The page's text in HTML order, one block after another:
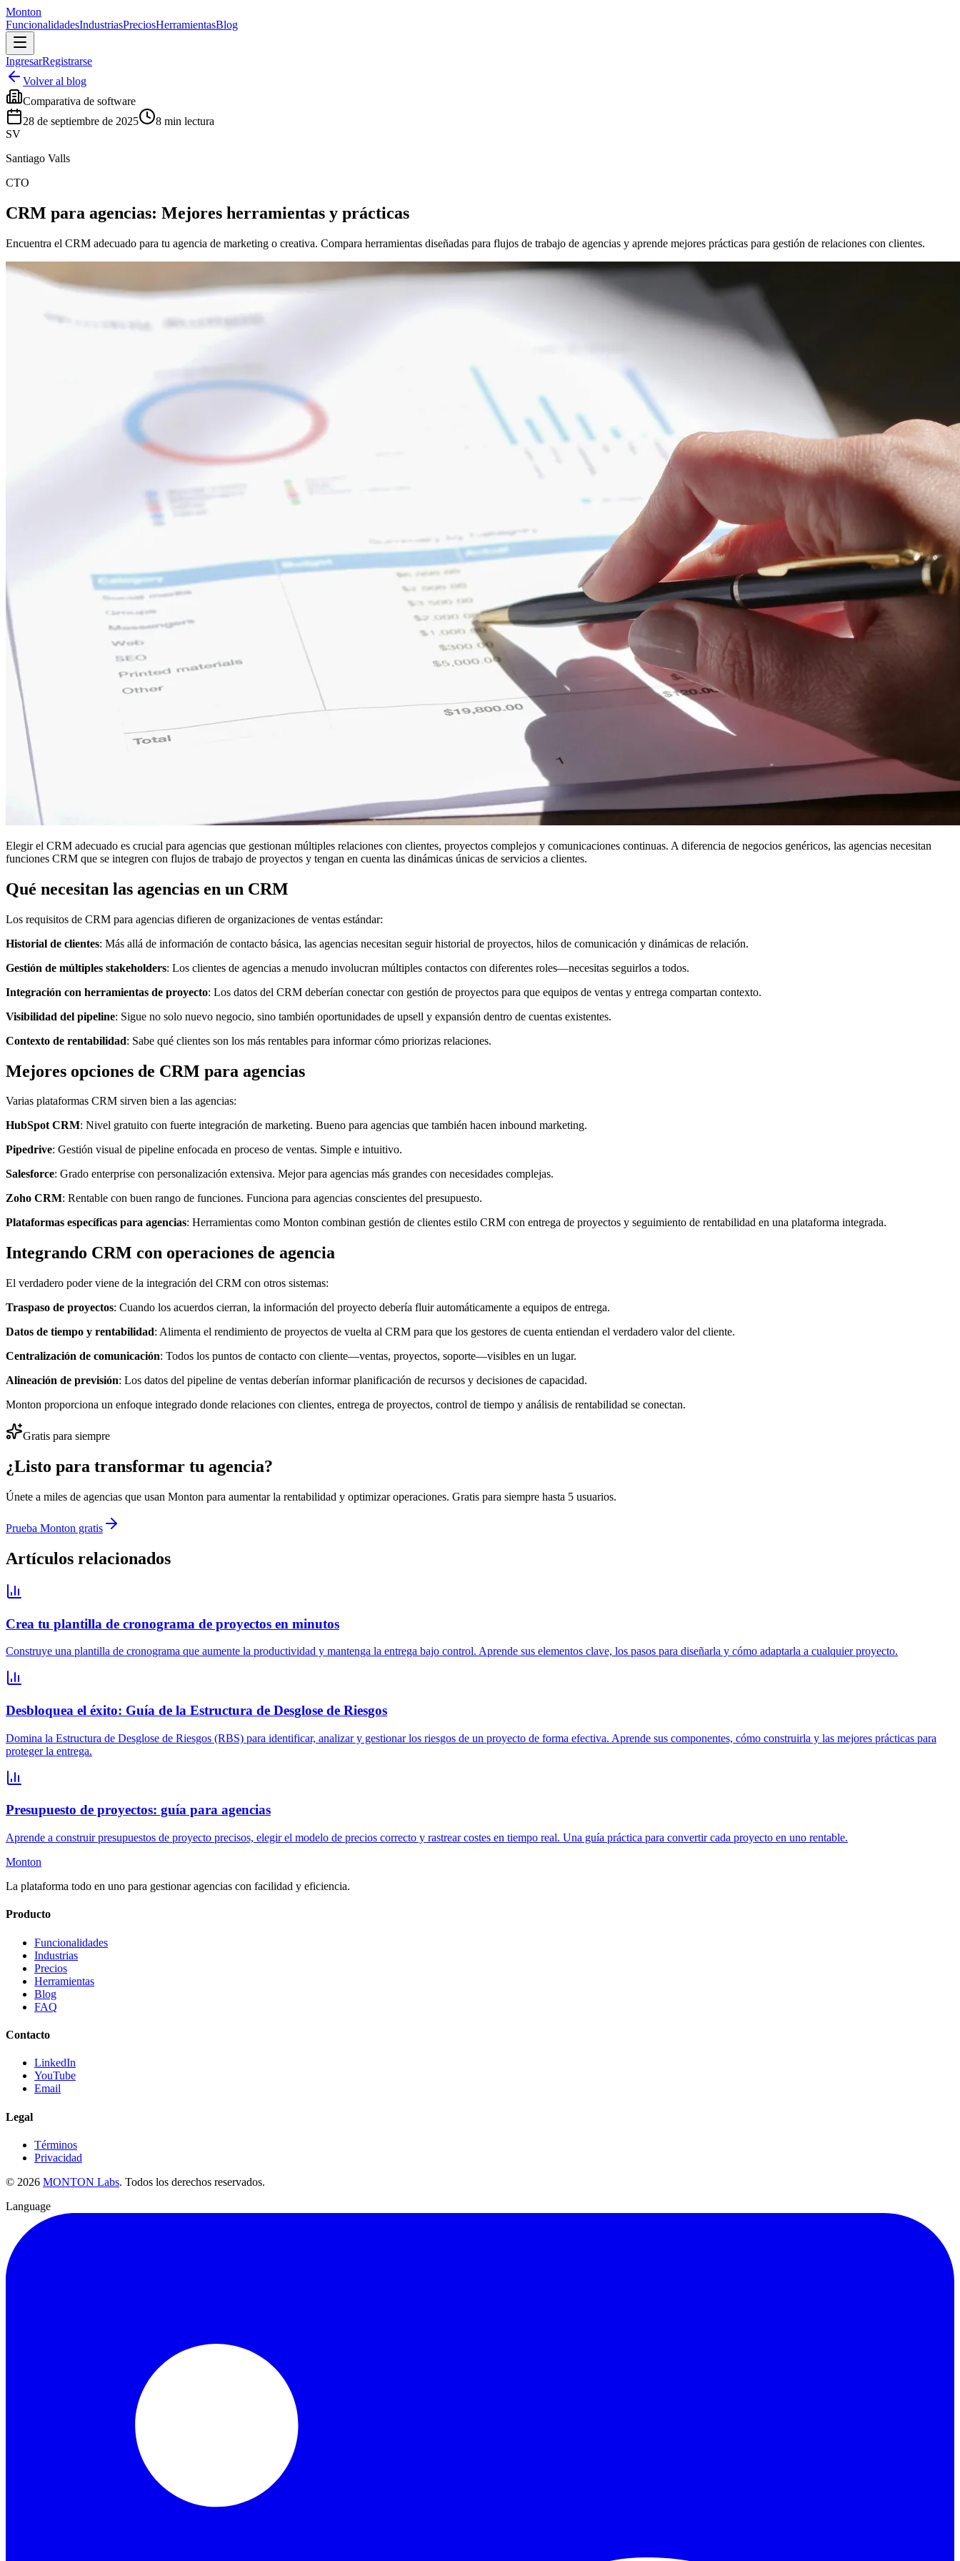
Monton
FuncionalidadesIndustriasPreciosHerramientasBlog
IngresarRegistrarse
Volver al blog
Comparativa de software
28 de septiembre de 2025
8 min lectura
SV
Santiago Valls
CTO
CRM para agencias: Mejores herramientas y prácticas
Encuentra el CRM adecuado para tu agencia de marketing o creativa. Compara herramientas diseñadas para flujos de trabajo de agencias y aprende mejores prácticas para gestión de relaciones con clientes.
Elegir el CRM adecuado es crucial para agencias que gestionan múltiples relaciones con clientes, proyectos complejos y comunicaciones continuas. A diferencia de negocios genéricos, las agencias necesitan
funciones CRM que se integren con flujos de trabajo de proyectos y tengan en cuenta las dinámicas únicas de servicios a clientes.
Qué necesitan las agencias en un CRM
Los requisitos de CRM para agencias difieren de organizaciones de ventas estándar:
Historial de clientes: Más allá de información de contacto básica, las agencias necesitan seguir historial de proyectos, hilos de comunicación y dinámicas de relación.
Gestión de múltiples stakeholders: Los clientes de agencias a menudo involucran múltiples contactos con diferentes roles—necesitas seguirlos a todos.
Integración con herramientas de proyecto: Los datos del CRM deberían conectar con gestión de proyectos para que equipos de ventas y entrega compartan contexto.
Visibilidad del pipeline: Sigue no solo nuevo negocio, sino también oportunidades de upsell y expansión dentro de cuentas existentes.
Contexto de rentabilidad: Sabe qué clientes son los más rentables para informar cómo priorizas relaciones.
Mejores opciones de CRM para agencias
Varias plataformas CRM sirven bien a las agencias:
HubSpot CRM: Nivel gratuito con fuerte integración de marketing. Bueno para agencias que también hacen inbound marketing.
Pipedrive: Gestión visual de pipeline enfocada en proceso de ventas. Simple e intuitivo.
Salesforce: Grado enterprise con personalización extensiva. Mejor para agencias más grandes con necesidades complejas.
Zoho CRM: Rentable con buen rango de funciones. Funciona para agencias conscientes del presupuesto.
Plataformas específicas para agencias: Herramientas como Monton combinan gestión de clientes estilo CRM con entrega de proyectos y seguimiento de rentabilidad en una plataforma integrada.
Integrando CRM con operaciones de agencia
El verdadero poder viene de la integración del CRM con otros sistemas:
Traspaso de proyectos: Cuando los acuerdos cierran, la información del proyecto debería fluir automáticamente a equipos de entrega.
Datos de tiempo y rentabilidad: Alimenta el rendimiento de proyectos de vuelta al CRM para que los gestores de cuenta entiendan el verdadero valor del cliente.
Centralización de comunicación: Todos los puntos de contacto con cliente—ventas, proyectos, soporte—visibles en un lugar.
Alineación de previsión: Los datos del pipeline de ventas deberían informar planificación de recursos y decisiones de capacidad.
Monton proporciona un enfoque integrado donde relaciones con clientes, entrega de proyectos, control de tiempo y análisis de rentabilidad se conectan.
Gratis para siempre
¿Listo para transformar tu agencia?
Únete a miles de agencias que usan Monton para aumentar la rentabilidad y optimizar operaciones. Gratis para siempre hasta 5 usuarios.
Prueba Monton gratis
Artículos relacionados
Crea tu plantilla de cronograma de proyectos en minutos
Construye una plantilla de cronograma que aumente la productividad y mantenga la entrega bajo control. Aprende sus elementos clave, los pasos para diseñarla y cómo adaptarla a cualquier proyecto.
Desbloquea el éxito: Guía de la Estructura de Desglose de Riesgos
Domina la Estructura de Desglose de Riesgos (RBS) para identificar, analizar y gestionar los riesgos de un proyecto de forma efectiva. Aprende sus componentes, cómo construirla y las mejores prácticas para
proteger la entrega.
Presupuesto de proyectos: guía para agencias
Aprende a construir presupuestos de proyecto precisos, elegir el modelo de precios correcto y rastrear costes en tiempo real. Una guía práctica para convertir cada proyecto en uno rentable.
Monton
La plataforma todo en uno para gestionar agencias con facilidad y eficiencia.
Producto
Funcionalidades
Industrias
Precios
Herramientas
Blog
FAQ
Contacto
LinkedIn
YouTube
Email
Legal
Términos
Privacidad
© 2026 MONTON Labs. Todos los derechos reservados.
Language